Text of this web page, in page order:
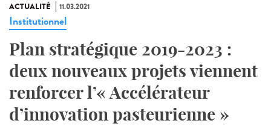
ACTUALITÉ 11.03.2021
Institutionnel
Plan stratégique 2019-2023 :
deux nouveaux projets viennent
renforcer l’« Accélérateur
d’innovation pasteurienne »